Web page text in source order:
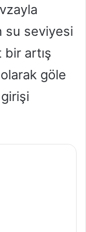
su seviyesi
bir artış
göle